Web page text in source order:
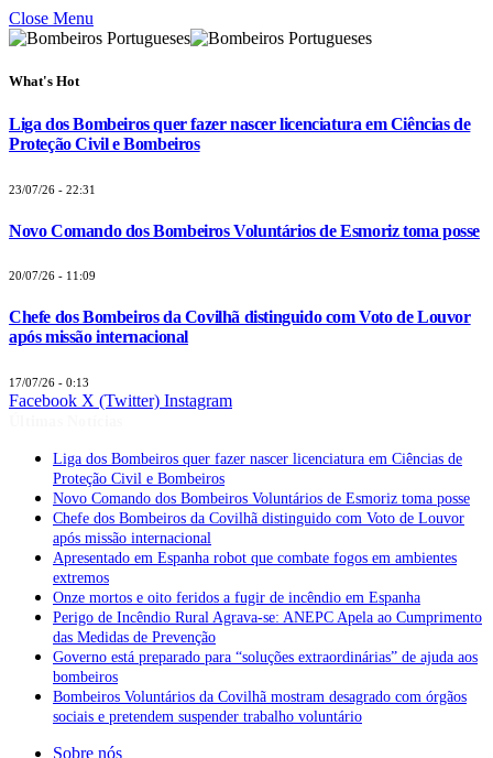
Close Menu
What's Hot
Liga dos Bombeiros quer fazer nascer licenciatura em Ciências de
Proteção Civil e Bombeiros
23/07/26 - 22:31
Novo Comando dos Bombeiros Voluntários de Esmoriz toma posse
20/07/26 - 11:09
Chefe dos Bombeiros da Covilhã distinguido com Voto de Louvor
após missão internacional
17/07/26 - 0:13
Facebook X (Twitter) Instagram
Liga dos Bombeiros quer fazer nascer licenciatura em Ciências de
Proteção Civil e Bombeiros
Novo Comando dos Bombeiros Voluntários de Esmoriz toma posse
Chefe dos Bombeiros da Covilhã distinguido com Voto de Louvor
após missão internacional
Apresentado em Espanha robot que combate fogos em ambientes
extremos
Onze mortos e oito feridos a fugir de incêndio em Espanha
Perigo de Incêndio Rural Agrava-se: ANEPC Apela ao Cumprimento
das Medidas de Prevenção
Governo está preparado para “soluções extraordinárias” de ajuda aos
bombeiros
Bombeiros Voluntários da Covilhã mostram desagrado com órgãos
sociais e pretendem suspender trabalho voluntário
Sobre nós